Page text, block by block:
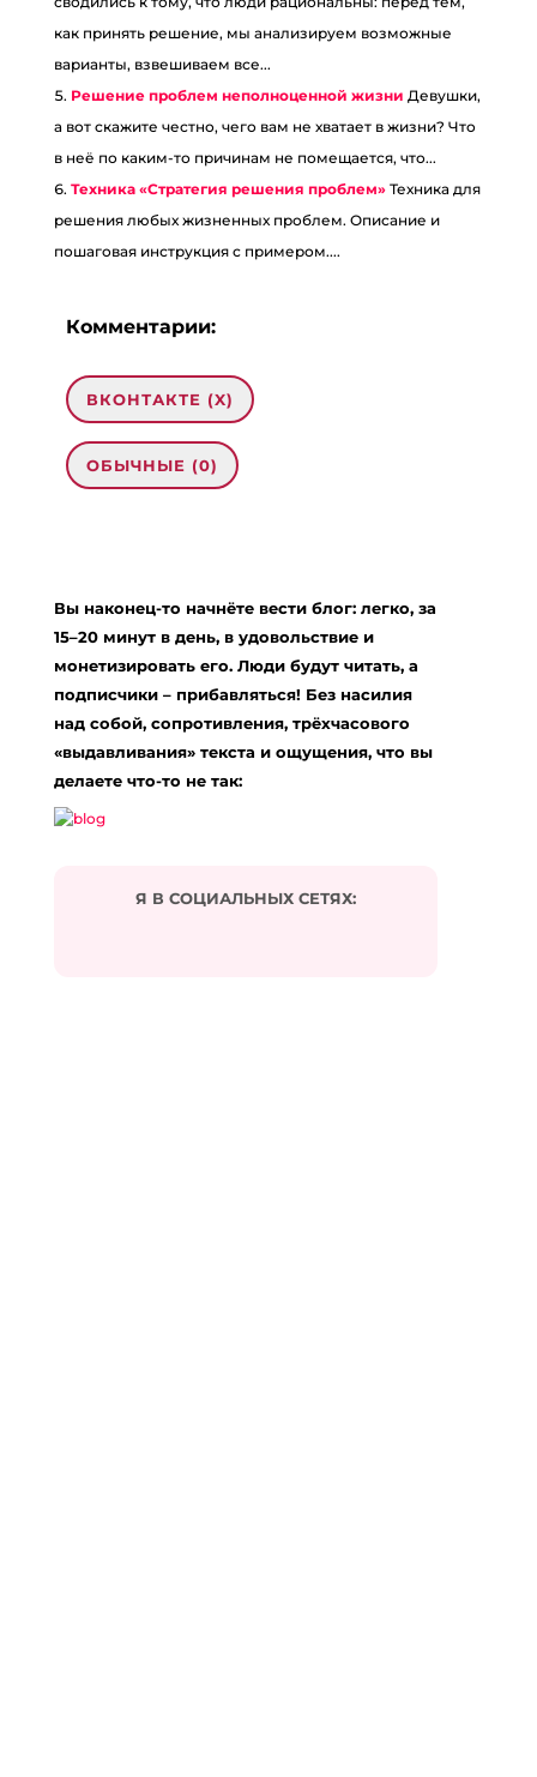
как принять решение, мы анализируем возможные
варианты, взвешиваем все...
Решение проблем неполноценной жизни Девушки,
а вот скажите честно, чего вам не хватает в жизни? Что
в неё по каким-то причинам не помещается, что...
Техника «Стратегия решения проблем» Техника для
решения любых жизненных проблем. Описание и
пошаговая инструкция с примером....
Комментарии:
ВКОНТАКТЕ (X)
ОБЫЧНЫЕ (0)
Обязательные поля помечены*
Подписаться на комментарии по e-mail
Вы наконец-то начнёте вести блог: легко, за
15–20 минут в день, в удовольствие и
монетизировать его. Люди будут читать, а
подписчики – прибавляться! Без насилия
над собой, сопротивления, трёхчасового
«выдавливания» текста и ощущения, что вы
делаете что-то не так:
Я В СОЦИАЛЬНЫХ СЕТЯХ: